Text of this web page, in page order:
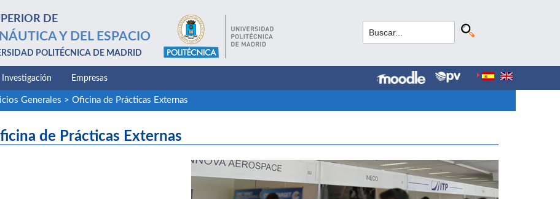
DE
Y DEL ESPACIO
POLITÉCNICA DE MADRID
Investigación Empresas
Generales > Oficina de Prácticas Externas
de Prácticas Externas